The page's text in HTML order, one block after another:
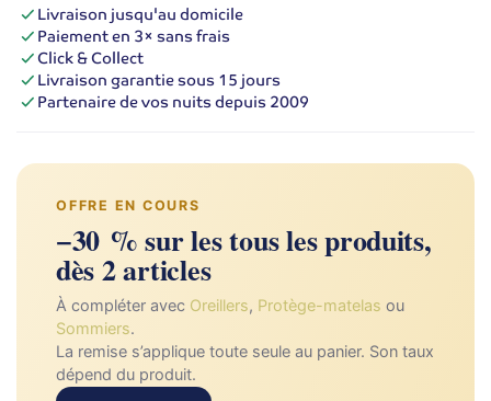
Livraison jusqu'au domicile
Paiement en 3× sans frais
Click & Collect
Livraison garantie sous 15 jours
Partenaire de vos nuits depuis 2009
OFFRE EN COURS
−30 % sur les tous les produits,
dès 2 articles
À compléter avec Oreillers, Protège-matelas ou
Sommiers.
La remise s’applique toute seule au panier. Son taux
dépend du produit.